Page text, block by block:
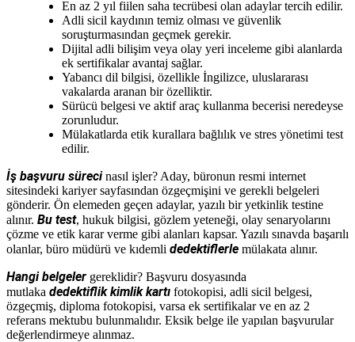
En az 2 yıl fiilen saha tecrübesi olan adaylar tercih edilir.
Adli sicil kaydının temiz olması ve güvenlik
soruşturmasından geçmek gerekir.
Dijital adli bilişim veya olay yeri inceleme gibi alanlarda
ek sertifikalar avantaj sağlar.
Yabancı dil bilgisi, özellikle İngilizce, uluslararası
vakalarda aranan bir özelliktir.
Sürücü belgesi ve aktif araç kullanma becerisi neredeyse
zorunludur.
Mülakatlarda etik kurallara bağlılık ve stres yönetimi test
edilir.
İş başvuru sürecinasıl işler? Aday, büronun resmi internet
sitesindeki kariyer sayfasından özgeçmişini ve gerekli belgeleri
gönderir. Ön elemeden geçen adaylar, yazılı bir yetkinlik testine
alınır. Bu test, hukuk bilgisi, gözlem yeteneği, olay senaryolarını
çözme ve etik karar verme gibi alanları kapsar. Yazılı sınavda başarılı
olanlar, büro müdürü ve kıdemli dedektiflerle mülakata alınır.
Hangi belgeler gereklidir? Başvuru dosyasında
mutlaka dedektiflik kimlik kartı fotokopisi, adli sicil belgesi,
özgeçmiş, diploma fotokopisi, varsa ek sertifikalar ve en az 2
referans mektubu bulunmalıdır. Eksik belge ile yapılan başvurular
değerlendirmeye alınmaz.